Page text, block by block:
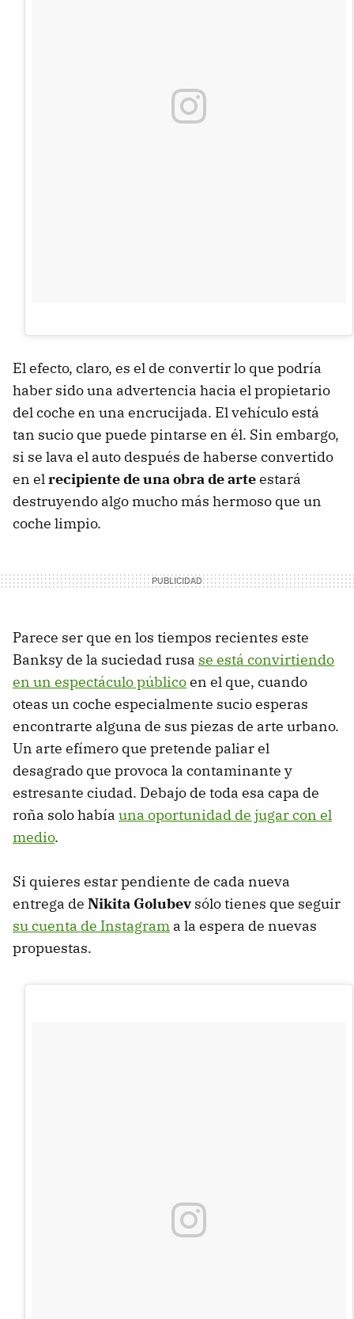
El efecto, claro, es el de convertir lo que podría
haber sido una advertencia hacia el propietario
del coche en una encrucijada. El vehículo está
tan sucio que puede pintarse en él. Sin embargo,
si se lava el auto después de haberse convertido
en elrecipiente de una obra de arteestará
destruyendo algo mucho más hermoso que un
coche limpio.
Parece ser que en los tiempos recientes este
Banksy de la suciedad rusa se está convirtiendo
en un espectáculo públicoen el que, cuando
oteas un coche especialmente sucio esperas
encontrarte alguna de sus piezas de arte urbano.
Un arte efímero que pretende paliar el
desagrado que provoca la contaminante y
estresante ciudad. Debajo de toda esa capa de
roña solo había una oportunidad de jugar con el
medio.
Si quieres estar pendiente de cada nueva
entrega de Nikita Golubev sólo tienes que seguir
su cuenta de Instagram a la espera de nuevas
propuestas.